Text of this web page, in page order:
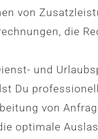
von
die
und
Du
von
optimale